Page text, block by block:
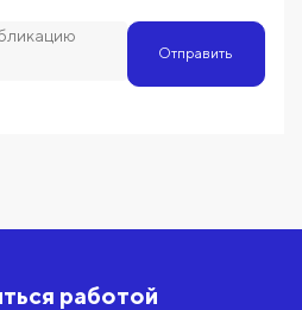
Отправить
работой